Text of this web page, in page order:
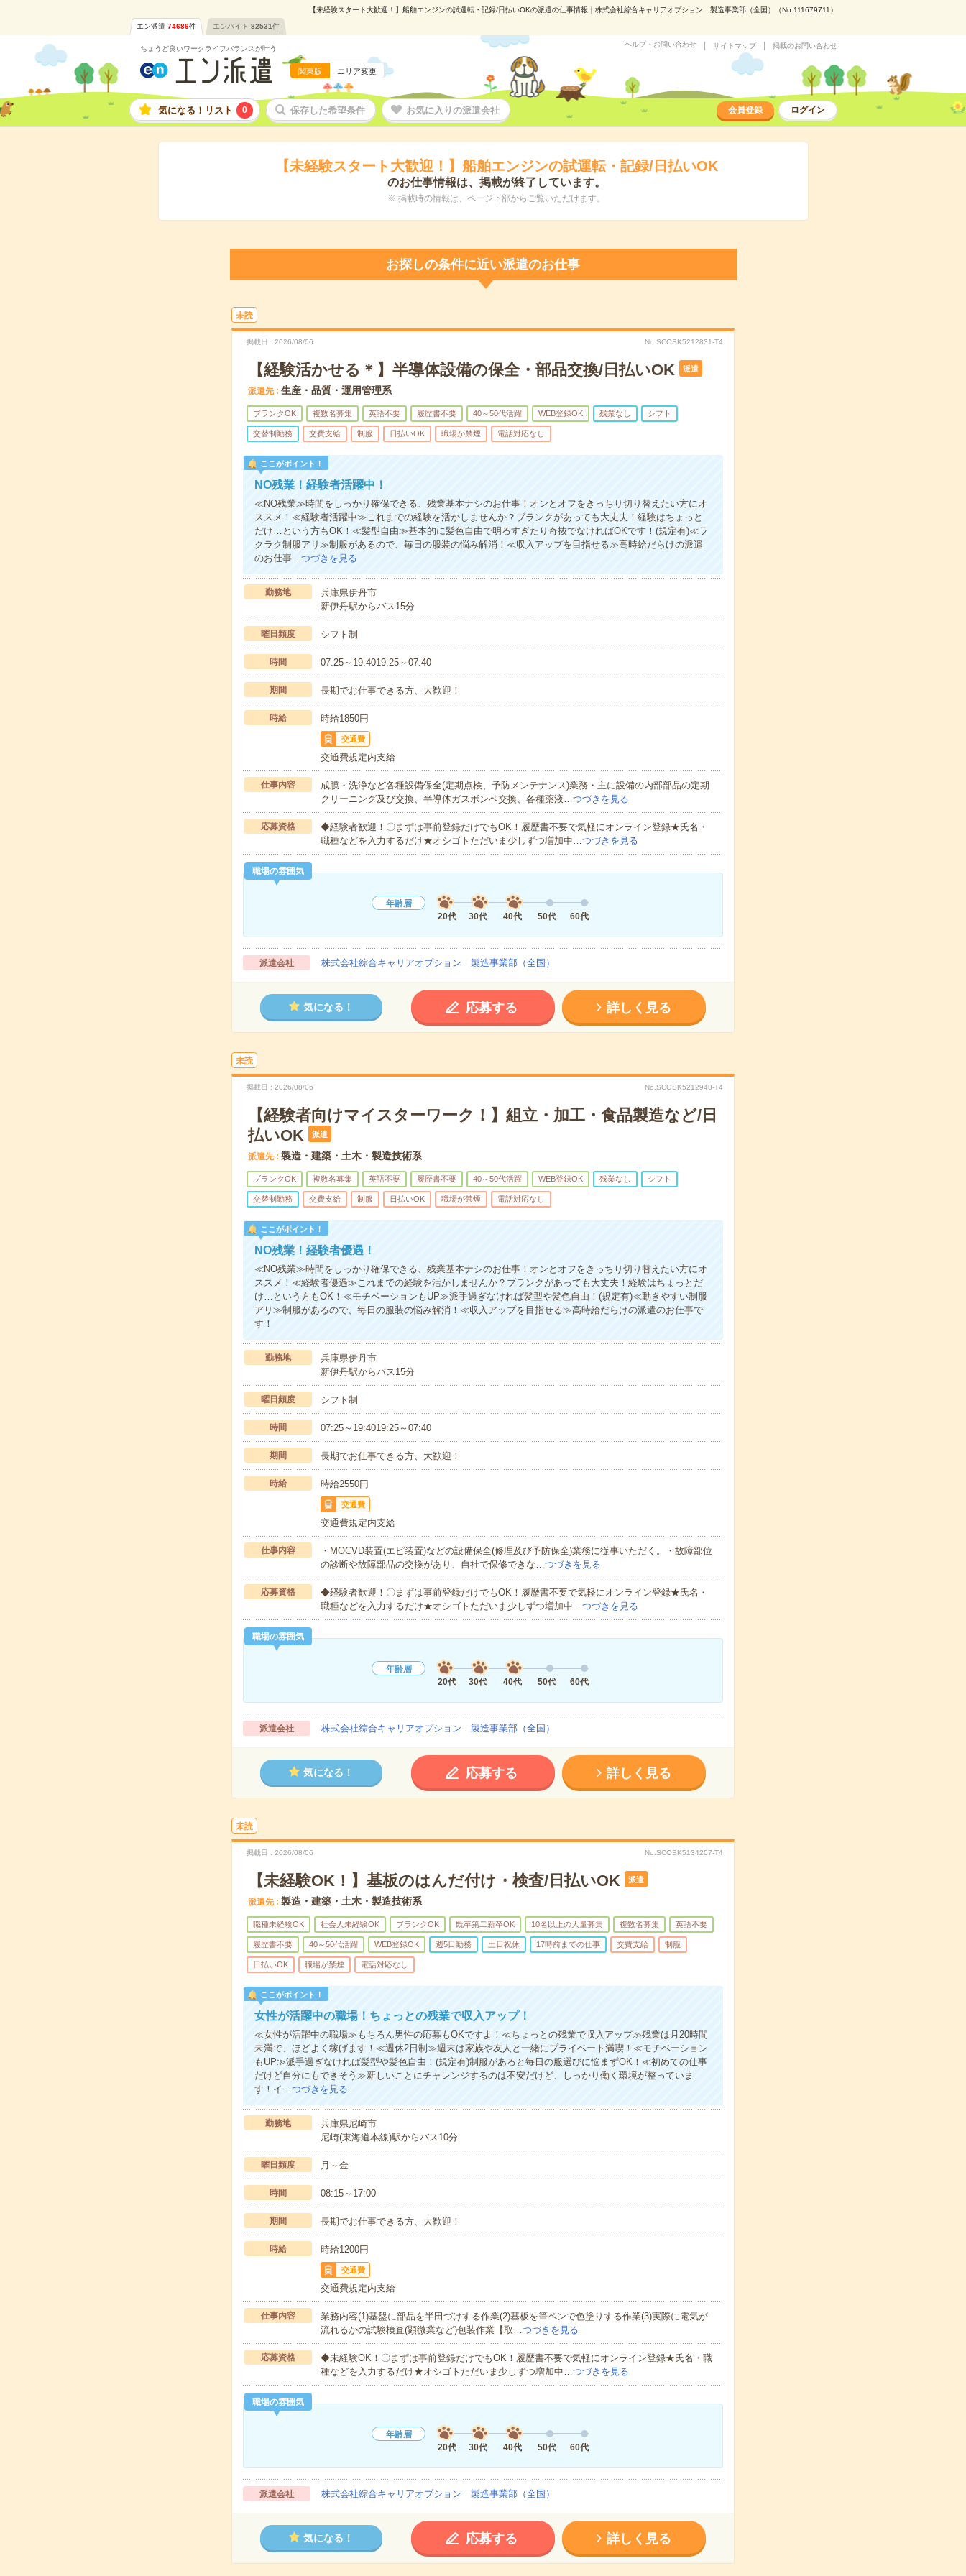
【未経験スタート大歓迎！】船舶エンジンの試運転・記録/日払いOKの派遣の仕事情報｜株式会社綜合キャリアオプション 製造事業部（全国）（No.111679711）
エン派遣 74686件 エンバイト 82531件
ちょうど良いワークライフバランスが叶う
関東版 エリア変更
ヘルプ・お問い合わせ サイトマップ 掲載のお問い合わせ
気になる！リスト 0 保存した希望条件 お気に入りの派遣会社 会員登録 ログイン
【未経験スタート大歓迎！】船舶エンジンの試運転・記録/日払いOK
のお仕事情報は、掲載が終了しています。
※ 掲載時の情報は、ページ下部からご覧いただけます。
お探しの条件に近い派遣のお仕事
未読
掲載日 2026/08/06 No.SCOSK5212831-T4
【経験活かせる＊】半導体設備の保全・部品交換/日払いOK 派遣
派遣先 生産・品質・運用管理系
ブランクOK 複数名募集 英語不要 履歴書不要 40～50代活躍 WEB登録OK 残業なし シフト
交替制勤務 交費支給 制服 日払いOK 職場が禁煙 電話対応なし
ここがポイント！
NO残業！経験者活躍中！
≪NO残業≫時間をしっかり確保できる、残業基本ナシのお仕事！オンとオフをきっちり切り替えたい方にオ
ススメ！≪経験者活躍中≫これまでの経験を活かしませんか？ブランクがあっても大丈夫！経験はちょっと
だけ…という方もOK！≪髪型自由≫基本的に髪色自由で明るすぎたり奇抜でなければOKです！(規定有)≪ラ
クラク制服アリ≫制服があるので、毎日の服装の悩み解消！≪収入アップを目指せる≫高時給だらけの派遣
のお仕事…つづきを見る
勤務地
兵庫県伊丹市
新伊丹駅からバス15分
曜日頻度 シフト制
時間 07:25～19:4019:25～07:40
期間 長期でお仕事できる方、大歓迎！
時給 時給1850円
交通費
交通費規定内支給
仕事内容
成膜・洗浄など各種設備保全(定期点検、予防メンテナンス)業務・主に設備の内部部品の定期
クリーニング及び交換、半導体ガスボンベ交換、各種薬液…つづきを見る
応募資格
◆経験者歓迎！〇まずは事前登録だけでもOK！履歴書不要で気軽にオンライン登録★氏名・
職種などを入力するだけ★オシゴトただいま少しずつ増加中…つづきを見る
職場の雰囲気
年齢層
20代
30代 40代 50代 60代
派遣会社 株式会社綜合キャリアオプション 製造事業部（全国）
気になる！ 応募する 詳しく見る
未読
掲載日 2026/08/06 No.SCOSK5212940-T4
【経験者向けマイスターワーク！】組立・加工・食品製造など/日
払いOK
派遣
派遣先 製造・建築・土木・製造技術系
ブランクOK 複数名募集 英語不要 履歴書不要 40～50代活躍 WEB登録OK 残業なし シフト
交替制勤務 交費支給 制服 日払いOK 職場が禁煙 電話対応なし
ここがポイント！
NO残業！経験者優遇！
≪NO残業≫時間をしっかり確保できる、残業基本ナシのお仕事！オンとオフをきっちり切り替えたい方にオ
ススメ！≪経験者優遇≫これまでの経験を活かしませんか？ブランクがあっても大丈夫！経験はちょっとだ
け…という方もOK！≪モチベーションもUP≫派手過ぎなければ髪型や髪色自由！(規定有)≪動きやすい制服
アリ≫制服があるので、毎日の服装の悩み解消！≪収入アップを目指せる≫高時給だらけの派遣のお仕事で
す！
勤務地
兵庫県伊丹市
新伊丹駅からバス15分
曜日頻度 シフト制
時間 07:25～19:4019:25～07:40
期間 長期でお仕事できる方、大歓迎！
時給 時給2550円
交通費
交通費規定内支給
仕事内容
・MOCVD装置(エピ装置)などの設備保全(修理及び予防保全)業務に従事いただく。・故障部位
の診断や故障部品の交換があり、自社で保修できな…つづきを見る
応募資格
◆経験者歓迎！〇まずは事前登録だけでもOK！履歴書不要で気軽にオンライン登録★氏名・
職種などを入力するだけ★オシゴトただいま少しずつ増加中…つづきを見る
職場の雰囲気
年齢層
20代
30代 40代 50代 60代
派遣会社 株式会社綜合キャリアオプション 製造事業部（全国）
気になる！ 応募する 詳しく見る
未読
掲載日 2026/08/06 No.SCOSK5134207-T4
【未経験OK！】基板のはんだ付け・検査/日払いOK 派遣
派遣先 製造・建築・土木・製造技術系
職種未経験OK 社会人未経験OK ブランクOK 既卒第二新卒OK 10名以上の大量募集 複数名募集 英語不要
履歴書不要 40～50代活躍 WEB登録OK 週5日勤務 土日祝休 17時前までの仕事 交費支給 制服
日払いOK 職場が禁煙 電話対応なし
ここがポイント！
女性が活躍中の職場！ちょっとの残業で収入アップ！
≪女性が活躍中の職場≫もちろん男性の応募もOKですよ！≪ちょっとの残業で収入アップ≫残業は月20時間
未満で、ほどよく稼げます！≪週休2日制≫週末は家族や友人と一緒にプライベート満喫！≪モチベーション
もUP≫派手過ぎなければ髪型や髪色自由！(規定有)制服があると毎日の服選びに悩まずOK！≪初めての仕事
だけど自分にもできそう≫新しいことにチャレンジするのは不安だけど、しっかり働く環境が整っていま
す！イ…つづきを見る
勤務地
兵庫県尼崎市
尼崎(東海道本線)駅からバス10分
曜日頻度 月～金
時間 08:15～17:00
期間 長期でお仕事できる方、大歓迎！
時給 時給1200円
交通費
交通費規定内支給
仕事内容
業務内容(1)基盤に部品を半田づけする作業(2)基板を筆ペンで色塗りする作業(3)実際に電気が
流れるかの試験検査(顕微業など)包装作業【取…つづきを見る
応募資格
◆未経験OK！〇まずは事前登録だけでもOK！履歴書不要で気軽にオンライン登録★氏名・職
種などを入力するだけ★オシゴトただいま少しずつ増加中…つづきを見る
職場の雰囲気
年齢層
20代
30代 40代 50代 60代
派遣会社 株式会社綜合キャリアオプション 製造事業部（全国）
気になる！ 応募する 詳しく見る